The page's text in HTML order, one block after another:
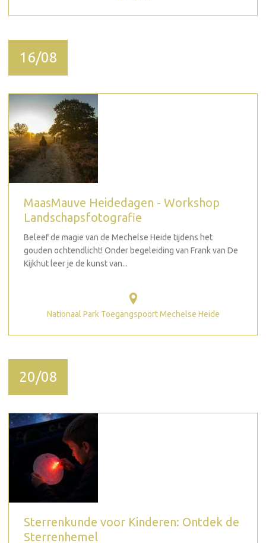
16/08
MaasMauve Heidedagen - Workshop
Landschapsfotografie
Beleef de magie van de Mechelse Heide tijdens het
gouden ochtendlicht! Onder begeleiding van Frank van De
Kijkhut leer je de kunst van...
Nationaal Park Toegangspoort Mechelse Heide
20/08
Sterrenkunde voor Kinderen: Ontdek de
Sterrenhemel